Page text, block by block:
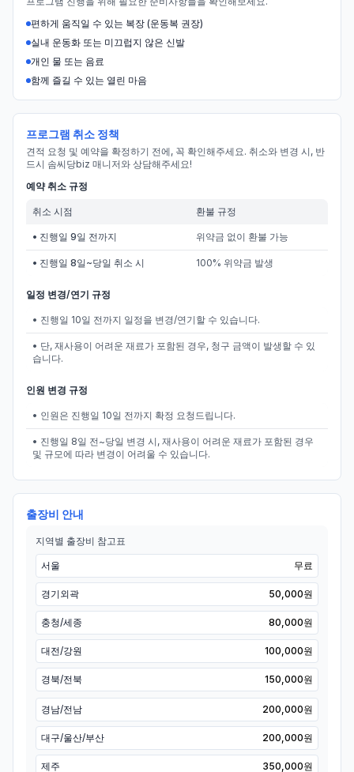
편하게 움직일 수 있는 복장 (운동복 권장)
실내 운동화 또는 미끄럽지 않은 신발
개인 물 또는 음료
함께 즐길 수 있는 열린 마음
프로그램 취소 정책
견적 요청 및 예약을 확정하기 전에, 꼭 확인해주세요. 취소와 변경 시, 반
드시 솜씨당biz 매니저와 상담해주세요!
예약 취소 규정
취소 시점 환불 규정
• 진행일 9일 전까지 위약금 없이 환불 가능
• 진행일 8일~당일 취소 시 100% 위약금 발생
일정 변경/연기 규정
• 진행일 10일 전까지 일정을 변경/연기할 수 있습니다.
• 단, 재사용이 어려운 재료가 포함된 경우, 청구 금액이 발생할 수 있
습니다.
인원 변경 규정
• 인원은 진행일 10일 전까지 확정 요청드립니다.
• 진행일 8일 전~당일 변경 시, 재사용이 어려운 재료가 포함된 경우
및 규모에 따라 변경이 어려울 수 있습니다.
출장비 안내
지역별 출장비 참고표
서울 무료
경기외곽 50,000원
충청/세종 80,000원
대전/강원 100,000원
경북/전북 150,000원
경남/전남 200,000원
대구/울산/부산 200,000원
제주 350,000원